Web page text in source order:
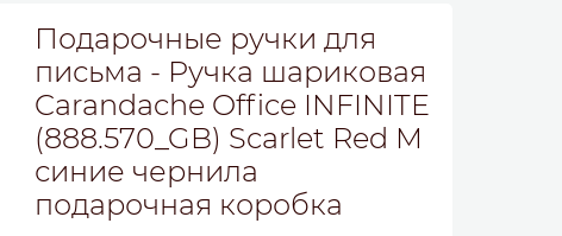
Подарочные ручки для
письма - Ручка шариковая
Carandache Office INFINITE
(888.570_GB) Scarlet Red M
синие чернила
подарочная коробка